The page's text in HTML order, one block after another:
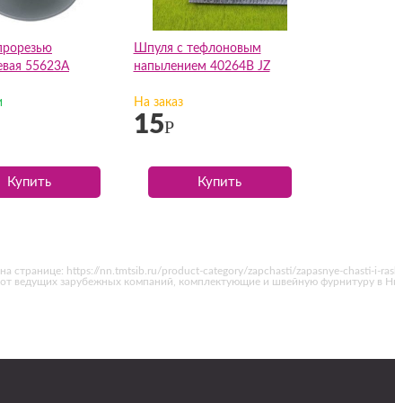
55623A
Купить
Шпуля с тефлоновым
напылением 40264В JZ
На заказ
15Р
Купить
https://nn.tmtsib.ru/product-category/zapchasti/zapasnye-chasti-i-
ведущих зарубежных компаний, комплектующие и швейную фурнитуру в